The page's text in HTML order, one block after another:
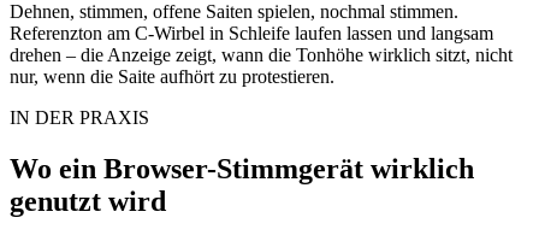
Dehnen, stimmen, offene Saiten spielen, nochmal stimmen.
Referenzton am C-Wirbel in Schleife laufen lassen und langsam
drehen – die Anzeige zeigt, wann die Tonhöhe wirklich sitzt, nicht
nur, wenn die Saite aufhört zu protestieren.
IN DER PRAXIS
Wo ein Browser-Stimmgerät wirklich
genutzt wird